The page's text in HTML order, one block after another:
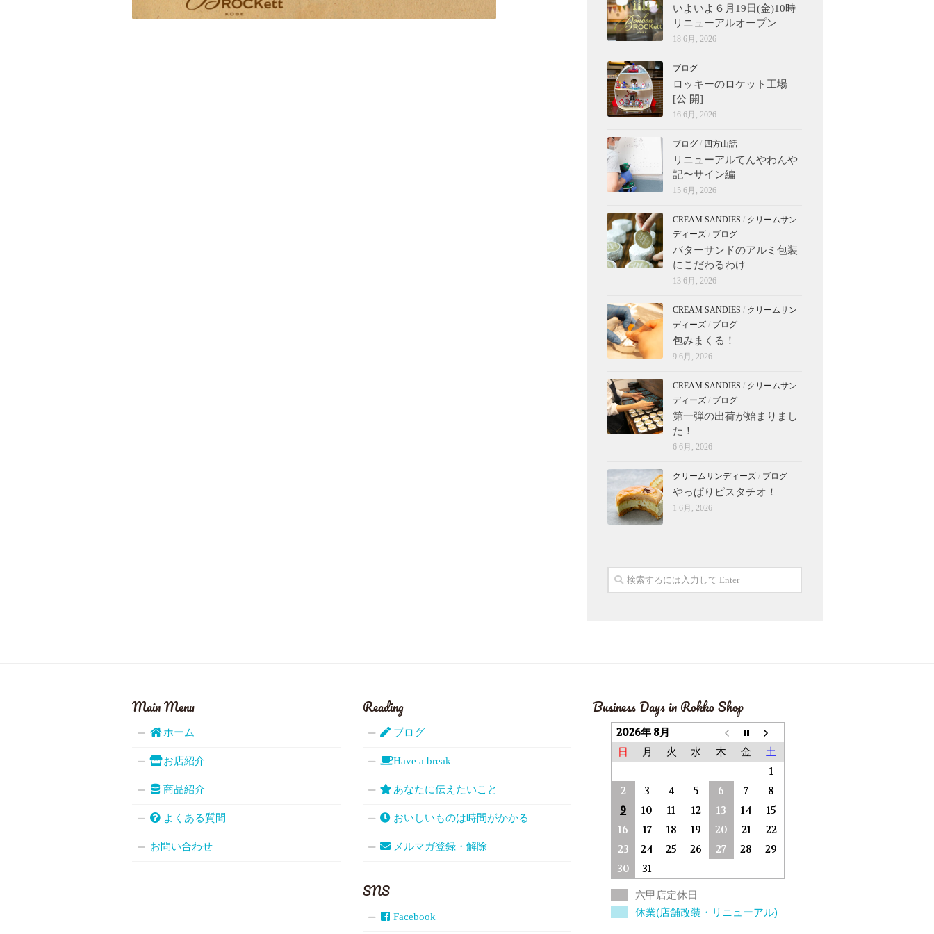
いよいよ６月19日(金)10時
リニューアルオープン
18 6月, 2026
ブログ
ロッキーのロケット工場
[公 開]
16 6月, 2026
ブログ / 四方山話
リニューアルてんやわんや
記〜サイン編
15 6月, 2026
CREAM SANDIES / クリームサン
ディーズ / ブログ
バターサンドのアルミ包装
にこだわるわけ
13 6月, 2026
CREAM SANDIES / クリームサン
ディーズ / ブログ
包みまくる！
9 6月, 2026
CREAM SANDIES / クリームサン
ディーズ / ブログ
第一弾の出荷が始まりまし
た！
6 6月, 2026
クリームサンディーズ / ブログ
やっぱりピスタチオ！
1 6月, 2026
Main Menu
ホーム
お店紹介
商品紹介
よくある質問
お問い合わせ
Reading
ブログ
Have a break
あなたに伝えたいこと
おいしいものは時間がかかる
メルマガ登録・解除
SNS
Facebook
Business Days in Rokko Shop
2026年 8月
日 月 火 水 木 金 土
1
2
3 4 5 6 7
8
9
10 11 12 13 14
15
16
17 18 19 20 21
22
23
24 25 26 27 28
29
30
31
六甲店定休日
休業(店舗改装・リニューアル)